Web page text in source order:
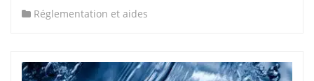
Réglementation et aides